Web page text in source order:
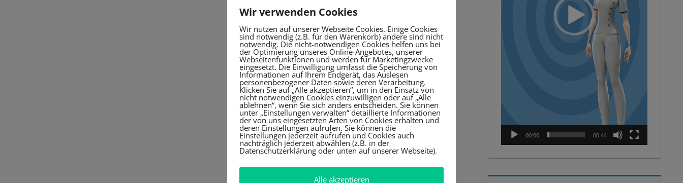
00:00 00:44
Wir verwenden Cookies
Wir nutzen auf unserer Webseite Cookies. Einige Cookies
sind notwendig (z.B. für den Warenkorb) andere sind nicht
notwendig. Die nicht-notwendigen Cookies helfen uns bei
der Optimierung unseres Online-Angebotes, unserer
Webseitenfunktionen und werden für Marketingzwecke
eingesetzt. Die Einwilligung umfasst die Speicherung von
Informationen auf Ihrem Endgerät, das Auslesen
personenbezogener Daten sowie deren Verarbeitung.
Klicken Sie auf „Alle akzeptieren“, um in den Einsatz von
nicht notwendigen Cookies einzuwilligen oder auf „Alle
ablehnen“, wenn Sie sich anders entscheiden. Sie können
unter „Einstellungen verwalten“ detaillierte Informationen
der von uns eingesetzten Arten von Cookies erhalten und
deren Einstellungen aufrufen. Sie können die
Einstellungen jederzeit aufrufen und Cookies auch
nachträglich jederzeit abwählen (z.B. in der
Datenschutzerklärung oder unten auf unserer Webseite).
Alle akzeptieren